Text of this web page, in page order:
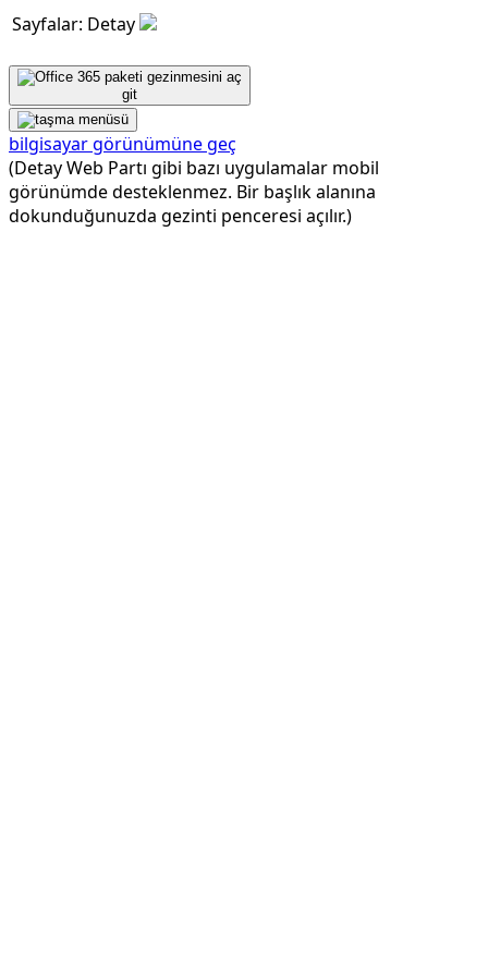
Sayfalar: Detay
git
bilgisayar görünümüne geç
(Detay Web Partı gibi bazı uygulamalar mobil
görünümde desteklenmez. Bir başlık alanına
dokunduğunuzda gezinti penceresi açılır.)